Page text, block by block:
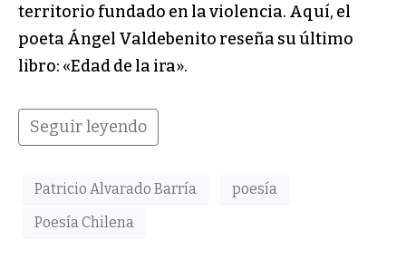
territorio fundado en la violencia. Aquí, el
poeta Ángel Valdebenito reseña su último
libro: «Edad de la ira».
Seguir leyendo
Patricio Alvarado Barría
poesía
Poesía Chilena